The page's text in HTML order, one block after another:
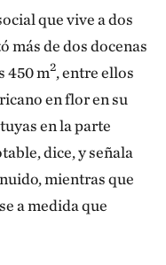
más rugosas o
del aire. Los
del aire,
configuración
se altera y es
lugar de asentarse
de hoja perenne
más biomasa, una
y eficacia en
que vive a dos
más de dos docenas
450 m2, entre ellos
en flor en su
en la parte
dice, y señala
mientras que
a medida que